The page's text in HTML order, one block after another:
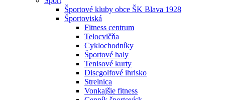
Športové kluby obce ŠK Blava 1928
Športoviská
Fitness centrum
Telocvičňa
Cyklochodníky
Športové haly
Tenisové kurty
Discgolfové ihrisko
Strelnica
Vonkajšie fitness